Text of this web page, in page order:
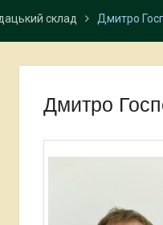
склад Дмитро
Дмитро